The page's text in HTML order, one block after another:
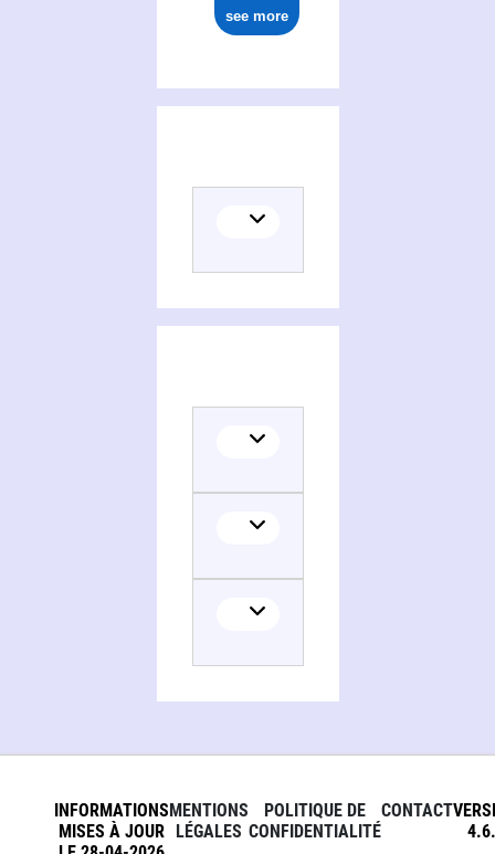
see more
INFORMATIONS
MISES À JOUR
MENTIONS
LÉGALES
POLITIQUE DE
CONFIDENTIALITÉ
CONTACT